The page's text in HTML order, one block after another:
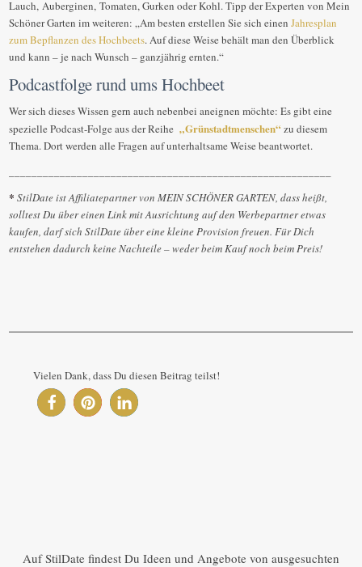
Lauch, Auberginen, Tomaten, Gurken oder Kohl. Tipp der Experten von Mein
Schöner Garten im weiteren: „Am besten erstellen Sie sich einenJahresplan
zum Bepflanzen des Hochbeets. Auf diese Weise behält man den Überblick
und kann – je nach Wunsch – ganzjährig ernten.“
Podcastfolge rund ums Hochbeet
Wer sich dieses Wissen gern auch nebenbei aneignen möchte: Es gibt eine
spezielle Podcast-Folge aus der Reihe „Grünstadtmenschen“zu diesem
Thema. Dort werden alle Fragen auf unterhaltsame Weise beantwortet.
*StilDate ist Affiliatepartner von MEIN SCHÖNER GARTEN, dass heißt,
solltest Du über einenLink mit Ausrichtung auf den Werbepartner etwas
kaufen, darf sich StilDate über eine kleine Provision freuen. Für Dich
entstehen dadurch keine Nachteile – weder beim Kauf noch beim Preis!
Vielen Dank, dass Du diesen Beitrag teilst!
Auf StilDate findest Du Ideen und Angebote von ausgesuchten